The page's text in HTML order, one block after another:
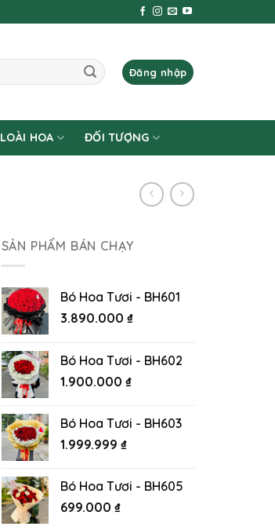
Đăng nhập
LOÀI HOA ĐỐI TƯỢNG
SẢN PHẨM BÁN CHẠY
Bó Hoa Tươi - BH601
3.890.000 ₫
Bó Hoa Tươi - BH602
1.900.000 ₫
Bó Hoa Tươi - BH603
1.999.999 ₫
Bó Hoa Tươi - BH605
699.000 ₫